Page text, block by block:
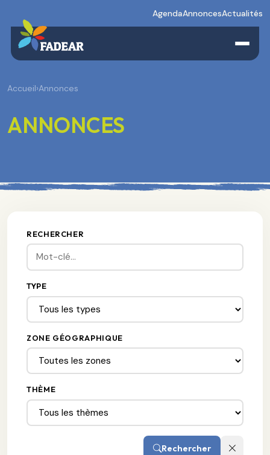
AgendaAnnoncesActualités
Accueil›Annonces
ANNONCES
RECHERCHER
TYPE
ZONE GÉOGRAPHIQUE
THÈME
Rechercher